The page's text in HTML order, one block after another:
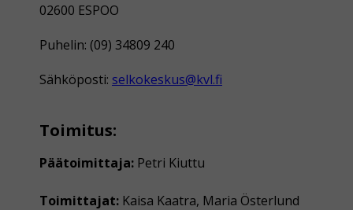
02600 ESPOO
Puhelin: (09) 34809 240
Sähköposti: selkokeskus@kvl.fi
Toimitus:
Päätoimittaja: Petri Kiuttu
Toimittajat: Kaisa Kaatra, Maria Österlund